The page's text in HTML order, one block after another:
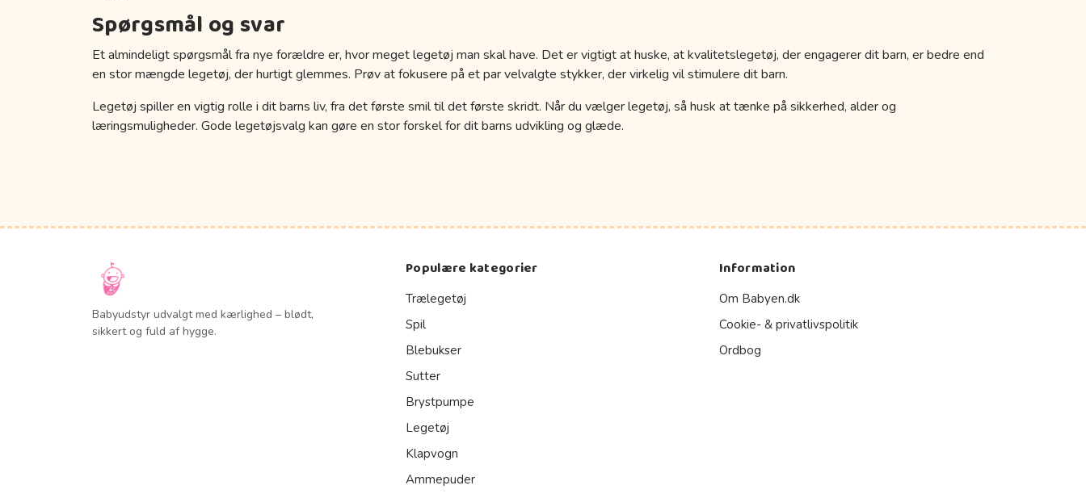
Spørgsmål og svar
Et almindeligt spørgsmål fra nye forældre er, hvor meget legetøj man skal have. Det er vigtigt at huske, at kvalitetslegetøj, der engagerer dit barn, er bedre end
en stor mængde legetøj, der hurtigt glemmes. Prøv at fokusere på et par velvalgte stykker, der virkelig vil stimulere dit barn.
Legetøj spiller en vigtig rolle i dit barns liv, fra det første smil til det første skridt. Når du vælger legetøj, så husk at tænke på sikkerhed, alder og
læringsmuligheder. Gode legetøjsvalg kan gøre en stor forskel for dit barns udvikling og glæde.
Babyudstyr udvalgt med kærlighed – blødt,
sikkert og fuld af hygge.
Populære kategorier
Trælegetøj
Spil
Blebukser
Sutter
Brystpumpe
Legetøj
Klapvogn
Ammepuder
Information
Om Babyen.dk
Cookie- & privatlivspolitik
Ordbog